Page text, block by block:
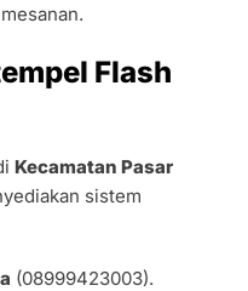
Flash
Kecamatan Pasar
sistem
(08999423003).